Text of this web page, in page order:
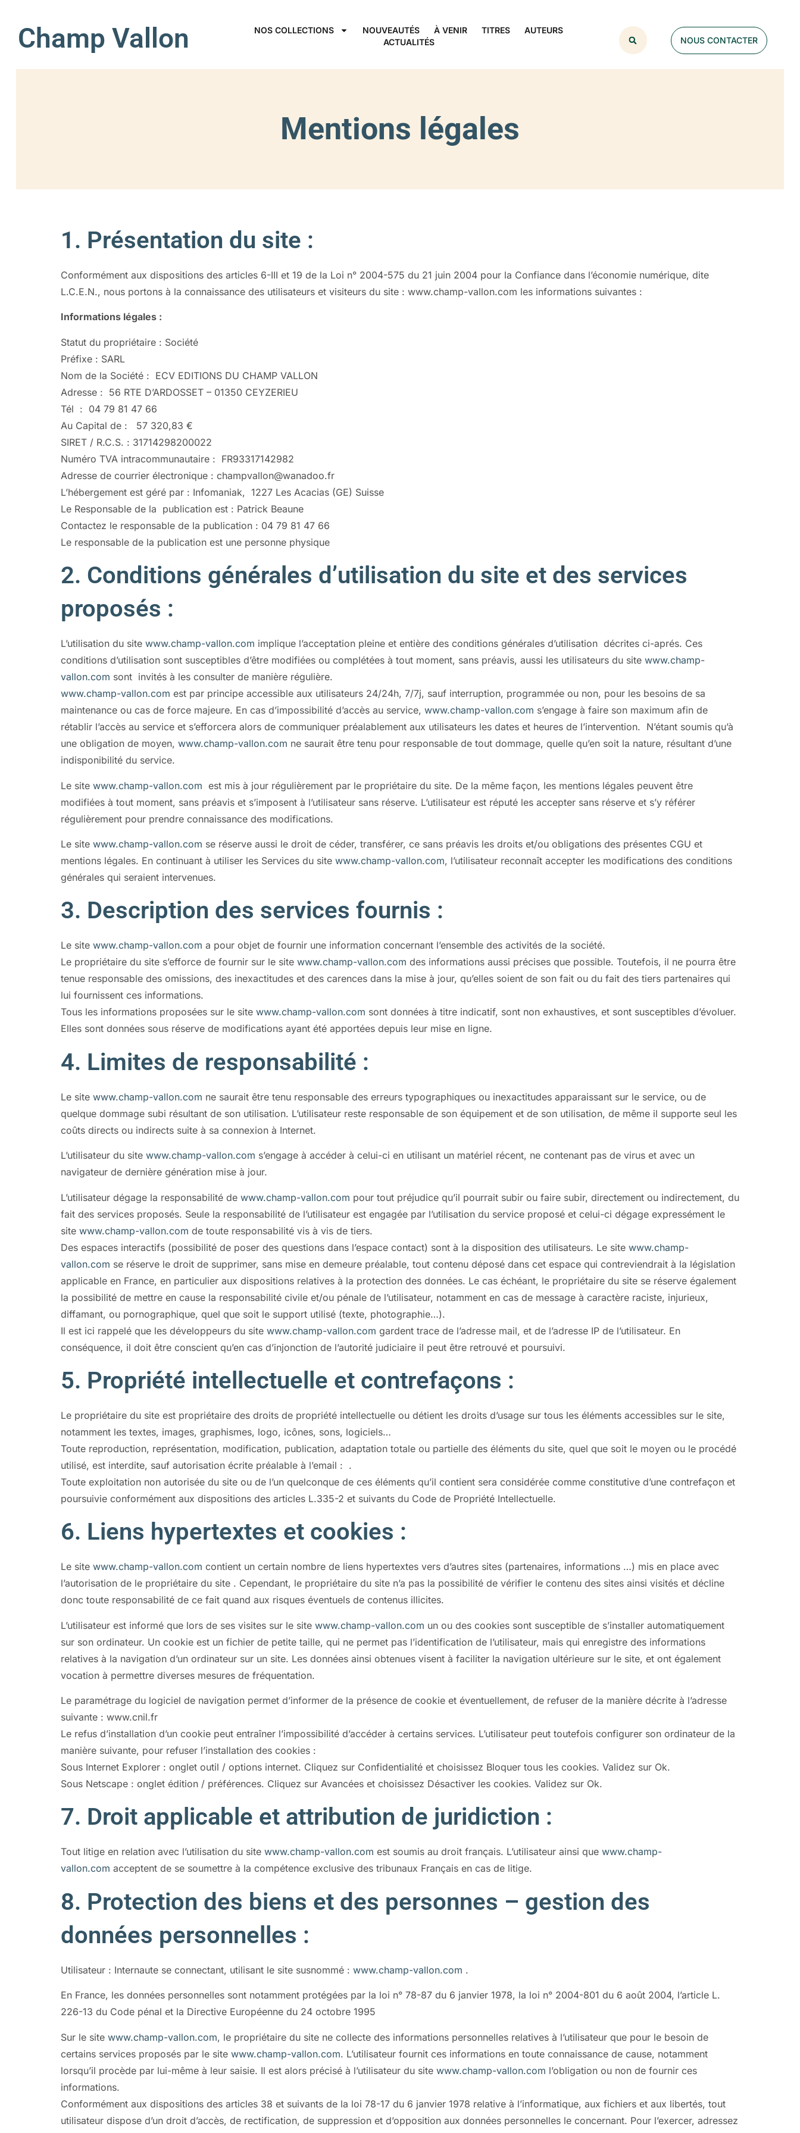
Champ Vallon NOS COLLECTIONS NOUVEAUTÉS À VENIR TITRES
AUTEURS
ACTUALITÉS
NOUS CONTACTER
Mentions légales
1. Présentation du site :
Conformément aux dispositions des articles 6-III et 19 de la Loi n° 2004-575 du 21 juin 2004 pour la Confiance dans l’économie numérique, dite
L.C.E.N., nous portons à la connaissance des utilisateurs et visiteurs du site : www.champ-vallon.com les informations suivantes :
Informations légales :
Statut du propriétaire : Société
Préfixe : SARL
Nom de la Société : ECV EDITIONS DU CHAMP VALLON
Adresse : 56 RTE D’ARDOSSET – 01350 CEYZERIEU
Tél : 04 79 81 47 66
Au Capital de : 57 320,83 €
SIRET / R.C.S. : 31714298200022
Numéro TVA intracommunautaire : FR93317142982
Adresse de courrier électronique : champvallon@wanadoo.fr
L’hébergement est géré par : Infomaniak, 1227 Les Acacias (GE) Suisse
Le Responsable de la publication est : Patrick Beaune
Contactez le responsable de la publication : 04 79 81 47 66
Le responsable de la publication est une personne physique
2. Conditions générales d’utilisation du site et des services
proposés :
L’utilisation du site www.champ-vallon.com implique l’acceptation pleine et entière des conditions générales d’utilisation décrites ci-aprés. Ces
conditions d’utilisation sont susceptibles d’être modifiées ou complétées à tout moment, sans préavis, aussi les utilisateurs du site www.champ-
vallon.com sont invités à les consulter de manière régulière.
www.champ-vallon.com est par principe accessible aux utilisateurs 24/24h, 7/7j, sauf interruption, programmée ou non, pour les besoins de sa
maintenance ou cas de force majeure. En cas d’impossibilité d’accès au service, www.champ-vallon.com s’engage à faire son maximum afin de
rétablir l’accès au service et s’efforcera alors de communiquer préalablement aux utilisateurs les dates et heures de l’intervention. N’étant soumis qu’à
une obligation de moyen, www.champ-vallon.com ne saurait être tenu pour responsable de tout dommage, quelle qu’en soit la nature, résultant d’une
indisponibilité du service.
Le site www.champ-vallon.com est mis à jour régulièrement par le propriétaire du site. De la même façon, les mentions légales peuvent être
modifiées à tout moment, sans préavis et s’imposent à l’utilisateur sans réserve. L’utilisateur est réputé les accepter sans réserve et s’y référer
régulièrement pour prendre connaissance des modifications.
Le site www.champ-vallon.com se réserve aussi le droit de céder, transférer, ce sans préavis les droits et/ou obligations des présentes CGU et
mentions légales. En continuant à utiliser les Services du site www.champ-vallon.com, l’utilisateur reconnaît accepter les modifications des conditions
générales qui seraient intervenues.
3. Description des services fournis :
Le site www.champ-vallon.com a pour objet de fournir une information concernant l’ensemble des activités de la société.
Le propriétaire du site s’efforce de fournir sur le site www.champ-vallon.com des informations aussi précises que possible. Toutefois, il ne pourra être
tenue responsable des omissions, des inexactitudes et des carences dans la mise à jour, qu’elles soient de son fait ou du fait des tiers partenaires qui
lui fournissent ces informations.
Tous les informations proposées sur le site www.champ-vallon.com sont données à titre indicatif, sont non exhaustives, et sont susceptibles d’évoluer.
Elles sont données sous réserve de modifications ayant été apportées depuis leur mise en ligne.
4. Limites de responsabilité :
Le site www.champ-vallon.com ne saurait être tenu responsable des erreurs typographiques ou inexactitudes apparaissant sur le service, ou de
quelque dommage subi résultant de son utilisation. L’utilisateur reste responsable de son équipement et de son utilisation, de même il supporte seul les
coûts directs ou indirects suite à sa connexion à Internet.
L’utilisateur du site www.champ-vallon.com s’engage à accéder à celui-ci en utilisant un matériel récent, ne contenant pas de virus et avec un
navigateur de dernière génération mise à jour.
L’utilisateur dégage la responsabilité de www.champ-vallon.com pour tout préjudice qu’il pourrait subir ou faire subir, directement ou indirectement, du
fait des services proposés. Seule la responsabilité de l’utilisateur est engagée par l’utilisation du service proposé et celui-ci dégage expressément le
site www.champ-vallon.com de toute responsabilité vis à vis de tiers.
Des espaces interactifs (possibilité de poser des questions dans l’espace contact) sont à la disposition des utilisateurs. Le site www.champ-
vallon.com se réserve le droit de supprimer, sans mise en demeure préalable, tout contenu déposé dans cet espace qui contreviendrait à la législation
applicable en France, en particulier aux dispositions relatives à la protection des données. Le cas échéant, le propriétaire du site se réserve également
la possibilité de mettre en cause la responsabilité civile et/ou pénale de l’utilisateur, notamment en cas de message à caractère raciste, injurieux,
diffamant, ou pornographique, quel que soit le support utilisé (texte, photographie…).
Il est ici rappelé que les développeurs du site www.champ-vallon.com gardent trace de l’adresse mail, et de l’adresse IP de l’utilisateur. En
conséquence, il doit être conscient qu’en cas d’injonction de l’autorité judiciaire il peut être retrouvé et poursuivi.
5. Propriété intellectuelle et contrefaçons :
Le propriétaire du site est propriétaire des droits de propriété intellectuelle ou détient les droits d’usage sur tous les éléments accessibles sur le site,
notamment les textes, images, graphismes, logo, icônes, sons, logiciels…
Toute reproduction, représentation, modification, publication, adaptation totale ou partielle des éléments du site, quel que soit le moyen ou le procédé
utilisé, est interdite, sauf autorisation écrite préalable à l’email : .
Toute exploitation non autorisée du site ou de l’un quelconque de ces éléments qu’il contient sera considérée comme constitutive d’une contrefaçon et
poursuivie conformément aux dispositions des articles L.335-2 et suivants du Code de Propriété Intellectuelle.
6. Liens hypertextes et cookies :
Le site www.champ-vallon.com contient un certain nombre de liens hypertextes vers d’autres sites (partenaires, informations …) mis en place avec
l’autorisation de le propriétaire du site . Cependant, le propriétaire du site n’a pas la possibilité de vérifier le contenu des sites ainsi visités et décline
donc toute responsabilité de ce fait quand aux risques éventuels de contenus illicites.
L’utilisateur est informé que lors de ses visites sur le site www.champ-vallon.com un ou des cookies sont susceptible de s’installer automatiquement
sur son ordinateur. Un cookie est un fichier de petite taille, qui ne permet pas l’identification de l’utilisateur, mais qui enregistre des informations
relatives à la navigation d’un ordinateur sur un site. Les données ainsi obtenues visent à faciliter la navigation ultérieure sur le site, et ont également
vocation à permettre diverses mesures de fréquentation.
Le paramétrage du logiciel de navigation permet d’informer de la présence de cookie et éventuellement, de refuser de la manière décrite à l’adresse
suivante : www.cnil.fr
Le refus d’installation d’un cookie peut entraîner l’impossibilité d’accéder à certains services. L’utilisateur peut toutefois configurer son ordinateur de la
manière suivante, pour refuser l’installation des cookies :
Sous Internet Explorer : onglet outil / options internet. Cliquez sur Confidentialité et choisissez Bloquer tous les cookies. Validez sur Ok.
Sous Netscape : onglet édition / préférences. Cliquez sur Avancées et choisissez Désactiver les cookies. Validez sur Ok.
7. Droit applicable et attribution de juridiction :
Tout litige en relation avec l’utilisation du site www.champ-vallon.com est soumis au droit français. L’utilisateur ainsi que www.champ-
vallon.com acceptent de se soumettre à la compétence exclusive des tribunaux Français en cas de litige.
8. Protection des biens et des personnes – gestion des
données personnelles :
Utilisateur : Internaute se connectant, utilisant le site susnommé : www.champ-vallon.com .
En France, les données personnelles sont notamment protégées par la loi n° 78-87 du 6 janvier 1978, la loi n° 2004-801 du 6 août 2004, l’article L.
226-13 du Code pénal et la Directive Européenne du 24 octobre 1995
Sur le site www.champ-vallon.com, le propriétaire du site ne collecte des informations personnelles relatives à l’utilisateur que pour le besoin de
certains services proposés par le site www.champ-vallon.com. L’utilisateur fournit ces informations en toute connaissance de cause, notamment
lorsqu’il procède par lui-même à leur saisie. Il est alors précisé à l’utilisateur du site www.champ-vallon.com l’obligation ou non de fournir ces
informations.
Conformément aux dispositions des articles 38 et suivants de la loi 78-17 du 6 janvier 1978 relative à l’informatique, aux fichiers et aux libertés, tout
utilisateur dispose d’un droit d’accès, de rectification, de suppression et d’opposition aux données personnelles le concernant. Pour l’exercer, adressez